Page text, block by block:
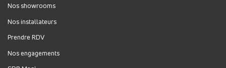
Nos showrooms
Nos installateurs
Prendre RDV
Nos engagements